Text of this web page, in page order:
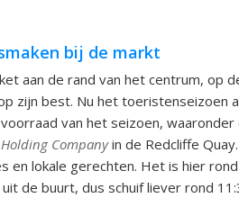
bij de markt
aan de rand van het centrum, op
zijn best. Nu het toeristenseizoen
van het seizoen,
Companyin de Redcliffe
en lokale gerechten. Het is hier
de buurt, dus schuif liever rond